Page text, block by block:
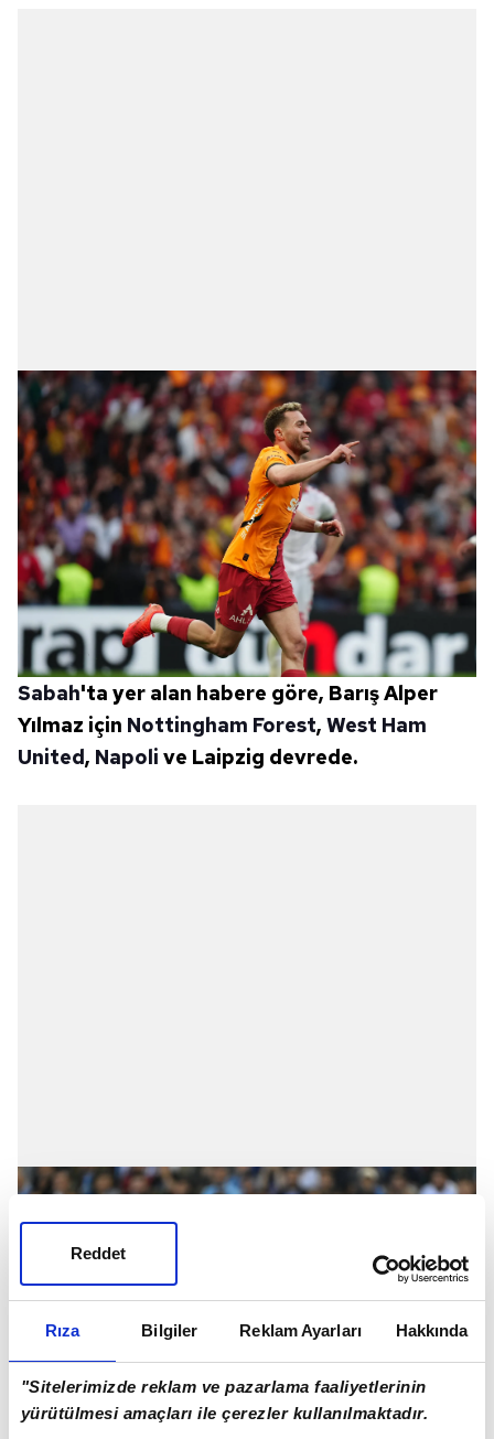
Rıza Bilgiler Reklam Ayarları Hakkında
"Sitelerimizde reklam ve pazarlama faaliyetlerinin
yürütülmesi amaçları ile çerezler kullanılmaktadır.
Reddet
Sabah'ta yer alan habere göre, Barış Alper
Yılmaz için Nottingham Forest, West Ham
United, Napoli ve Laipzig devrede.